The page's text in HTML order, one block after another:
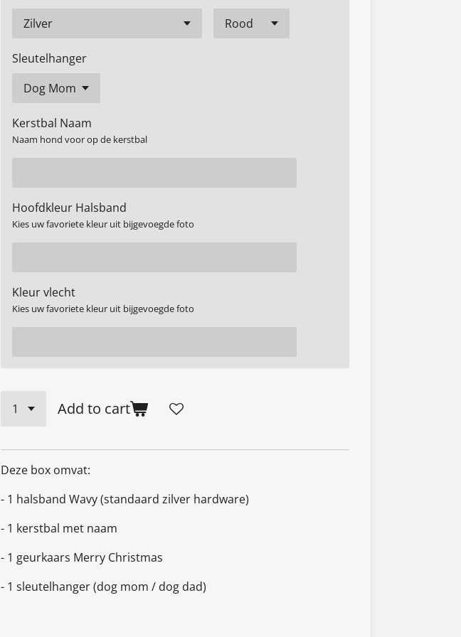
Sleutelhanger
Kerstbal Naam
Naam hond voor op de kerstbal
Hoofdkleur Halsband
Kies uw favoriete kleur uit bijgevoegde foto
Kleur vlecht
Kies uw favoriete kleur uit bijgevoegde foto
Add to cart
Deze box omvat:
- 1 halsband Wavy (standaard zilver hardware)
- 1 kerstbal met naam
- 1 geurkaars Merry Christmas
- 1 sleutelhanger (dog mom / dog dad)